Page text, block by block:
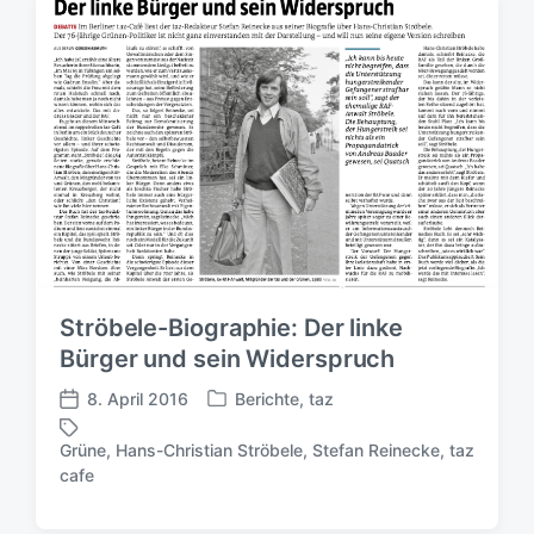
Ströbele-Biographie: Der linke
Bürger und sein Widerspruch
V
e
r
ö
8. April 2016
V
r
Berichte, taz
S
c
Grüne, Hans-Christian Ströbele, Stefan Reinecke, taz
cafe